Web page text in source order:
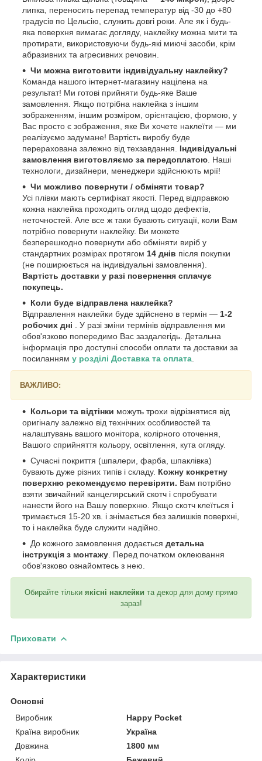
липка, переносить перепад температур від -30 до +80
градусів по Цельсію, служить довгі роки. Але як і будь-
яка поверхня вимагає догляду, наклейку можна мити та
протирати, використовуючи будь-які миючі засоби, крім
абразивних та агресивних речовин.
Чи можна виготовити індивідуальну наклейку?
Команда нашого інтернет-магазину націлена на
результат! Ми готові прийняти будь-яке Ваше
замовлення. Якщо потрібна наклейка з іншим
зображенням, іншим розміром, орієнтацією, формою, у
Вас просто є зображення, яке Ви хочете наклеїти — ми
реалізуємо задумане! Вартість виробу буде
перерахована залежно від техзавдання. Індивідуальні
замовлення виготовляємо за передоплатою . Наші
технологи, дизайнери, менеджери здійснюють мрії!
Чи можливо повернути / обміняти товар?
Усі плівки мають сертифікат якості. Перед відправкою
кожна наклейка проходить огляд щодо дефектів,
неточностей. Але все ж таки бувають ситуації, коли Вам
потрібно повернути наклейку. Ви можете
безперешкодно повернути або обміняти виріб у
стандартних розмірах протягом 14 днів після покупки
(не поширюється на індивідуальні замовлення).
Вартість доставки у разі повернення сплачує
покупець.
Коли буде відправлена наклейка?
Відправлення наклейки буде здійснено в термін — 1-2
робочих дні . У разі зміни термінів відправлення ми
обов'язково попередимо Вас заздалегідь. Детальна
інформація про доступні способи оплати та доставки за
посиланням у розділі Доставка та оплата
ВАЖЛИВО:
Кольори та відтінки можуть трохи відрізнятися від
оригіналу залежно від технічних особливостей та
налаштувань вашого монітора, колірного оточення,
Вашого сприйняття кольору, освітлення, кута огляду.
Сучасні покриття (шпалери, фарба, шпаклівка)
бувають дуже різних типів і складу. Кожну конкретну
поверхню рекомендуємо перевіряти. Вам потрібно
взяти звичайний канцелярський скотч і спробувати
нанести його на Вашу поверхню. Якщо скотч клеїться і
тримається 15-20 хв. і знімається без залишків поверхні,
то і наклейка буде служити надійно.
До кожного замовлення додається детальна
інструкція з монтажу . Перед початком оклеювання
обов'язково ознайомтесь з нею.
Обирайте тільки якісні наклейки та декор для дому прямо
зараз!
Приховати
Характеристики
Основні
Виробник
Happy Pocket
Країна виробник
Україна
Довжина
1800 мм